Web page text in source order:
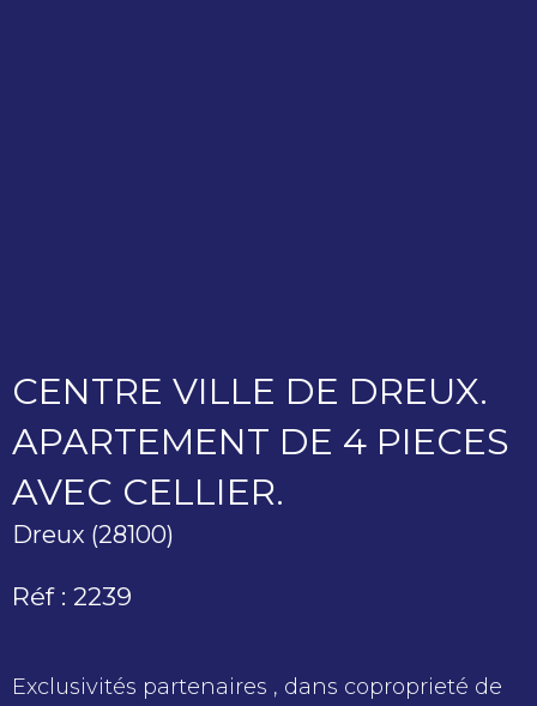
CENTRE VILLE DE DREUX.
APARTEMENT DE 4 PIECES
AVEC CELLIER.
Dreux (28100)
Réf : 2239
Exclusivités partenaires , dans coproprieté de